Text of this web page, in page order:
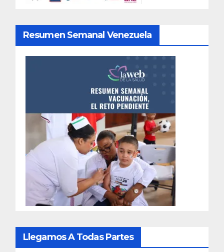
Resumen Semanal Venezuela
Llegamos A Todas Partes